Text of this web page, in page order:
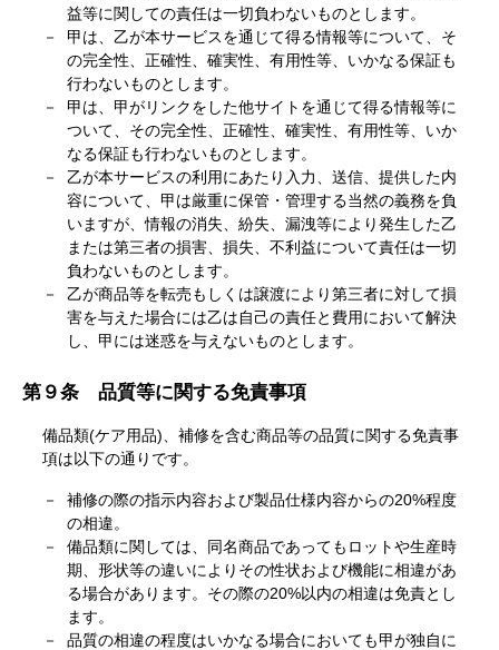
益等に関しての責任は一切負わないものとします。
甲は、乙が本サービスを通じて得る情報等について、そ
の完全性、正確性、確実性、有用性等、いかなる保証も
行わないものとします。
甲は、甲がリンクをした他サイトを通じて得る情報等に
ついて、その完全性、正確性、確実性、有用性等、いか
なる保証も行わないものとします。
乙が本サービスの利用にあたり入力、送信、提供した内
容について、甲は厳重に保管・管理する当然の義務を負
いますが、情報の消失、紛失、漏洩等により発生した乙
または第三者の損害、損失、不利益について責任は一切
負わないものとします。
乙が商品等を転売もしくは譲渡により第三者に対して損
害を与えた場合には乙は自己の責任と費用において解決
し、甲には迷惑を与えないものとします。
第９条 品質等に関する免責事項
備品類(ケア用品)、補修を含む商品等の品質に関する免責事
項は以下の通りです。
補修の際の指示内容および製品仕様内容からの20%程度
の相違。
備品類に関しては、同名商品であってもロットや生産時
期、形状等の違いによりその性状および機能に相違があ
る場合があります。その際の20%以内の相違は免責とし
ます。
品質の相違の程度はいかなる場合においても甲が独自に